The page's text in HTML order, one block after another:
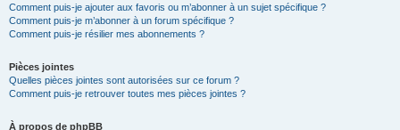
Comment puis-je ajouter aux favoris ou m’abonner à un sujet spécifique ?
Comment puis-je m’abonner à un forum spécifique ?
Comment puis-je résilier mes abonnements ?
Pièces jointes
Quelles pièces jointes sont autorisées sur ce forum ?
Comment puis-je retrouver toutes mes pièces jointes ?
À propos de phpBB